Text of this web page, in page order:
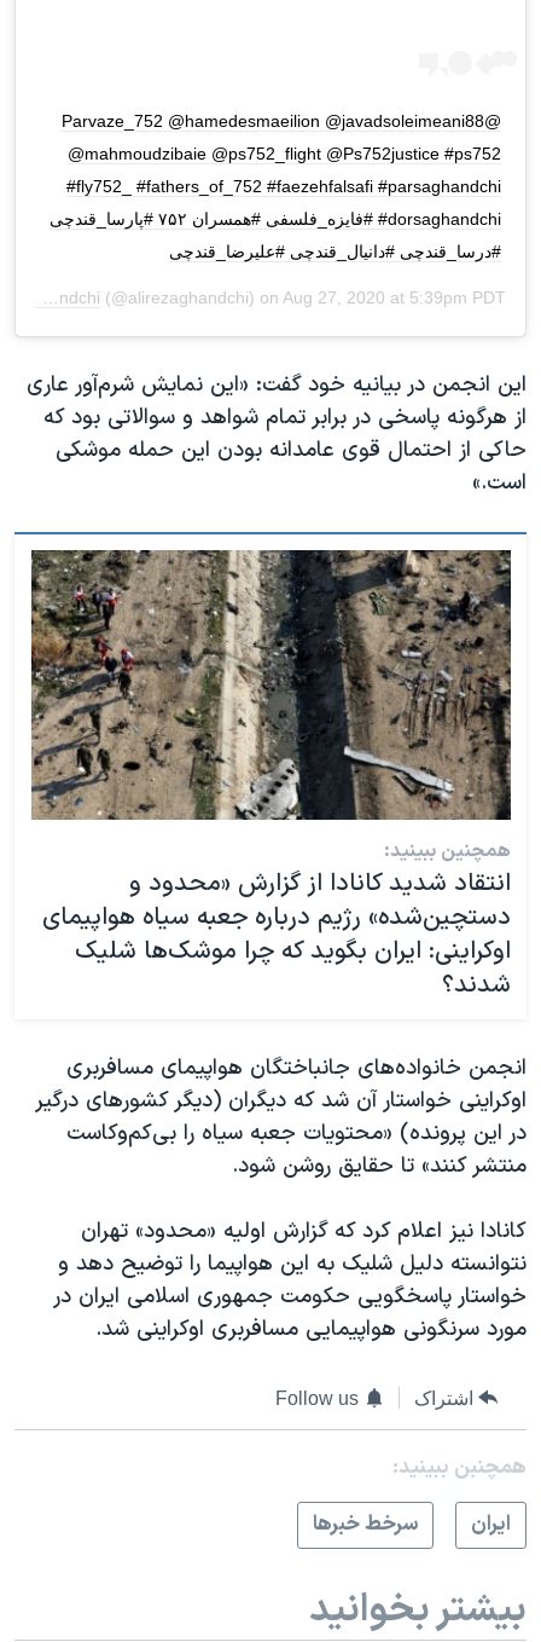
@Parvaze_752 @hamedesmaeilion @javadsoleimeani88
@mahmoudzibaie @ps752_flight @Ps752justice #ps752
#fly752_ #fathers_of_752 #faezehfalsafi #parsaghandchi
#dorsaghandchi #فايزه_فلسفی #همسران ۷۵۲ #پارسا_قندچی
#درسا_قندچی #دانیال_قندچی #علیرضا_قندچی
Alireza Ghandchi (@alirezaghandchi) on Aug 27, 2020 at 5:39pm PDT
این انجمن در بیانیه خود گفت: «این نمایش شرم‌آور عاری
از هرگونه پاسخی در برابر تمام شواهد و سوالاتی بود که
حاکی از احتمال قوی عامدانه بودن این حمله موشکی
است.»
همچنین ببینید:
انتقاد شدید کانادا از گزارش «محدود و
دستچین‌شده» رژیم درباره جعبه سیاه هواپیمای
اوکراینی: ایران بگوید که چرا موشک‌ها شلیک
شدند؟
انجمن خانواده‌های جانباختگان هواپیمای مسافربری
اوکراینی خواستار آن شد که دیگران (دیگر کشورهای درگیر
در این پرونده) «محتویات جعبه سیاه را بی‌کم‌وکاست
منتشر کنند» تا حقایق روشن شود.
کانادا نیز اعلام کرد که گزارش اولیه «محدود» تهران
نتوانسته دلیل شلیک به این هواپیما را توضیح دهد و
خواستار پاسخگویی حکومت جمهوری اسلامی ایران در
مورد سرنگونی هواپیمایی مسافربری اوکراینی شد.
اشتراک Follow us
همچنبن ببینید:
ايران
سرخط خبرها
بیشتر بخوانید